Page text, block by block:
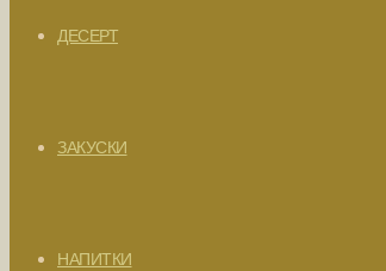
ДЕСЕРТ
ЗАКУСКИ
НАПИТКИ